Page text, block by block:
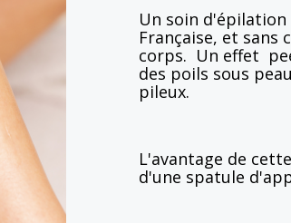
Un soin
Française, et sans
corps. Un effet
des poils sous
pileux.
L'avantage de
d'une spatule